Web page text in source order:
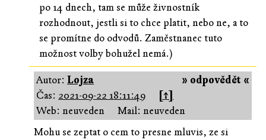
po 14 dnech, tam se může živnostník
rozhodnout, jestli si to chce platit, nebo ne, a to
se promítne do odvodů. Zaměstnanec tuto
možnost volby bohužel nemá.)
» odpovědět «
Autor:Lojza
Čas: 2021-09-22 18:11:49
[↑]
Web: neuveden
Mail: neuveden
Mohu se zeptat o cem to presne mluvis, ze si